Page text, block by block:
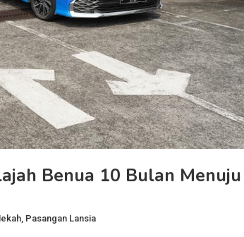
Benua 10 Bulan
Pasangan Lansia